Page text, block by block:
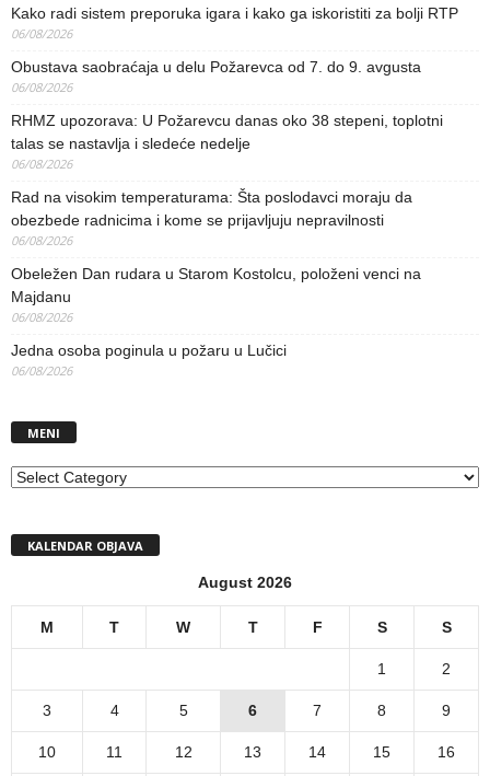
Kako radi sistem preporuka igara i kako ga iskoristiti za bolji RTP
06/08/2026
Obustava saobraćaja u delu Požarevca od 7. do 9. avgusta
06/08/2026
RHMZ upozorava: U Požarevcu danas oko 38 stepeni, toplotni
talas se nastavlja i sledeće nedelje
06/08/2026
Rad na visokim temperaturama: Šta poslodavci moraju da
obezbede radnicima i kome se prijavljuju nepravilnosti
06/08/2026
Obeležen Dan rudara u Starom Kostolcu, položeni venci na
Majdanu
06/08/2026
Jedna osoba poginula u požaru u Lučici
06/08/2026
MENI
MENI
KALENDAR OBJAVA
August 2026
M T W T F S S
1 2
3 4 5 6 7 8 9
10 11 12 13 14 15 16